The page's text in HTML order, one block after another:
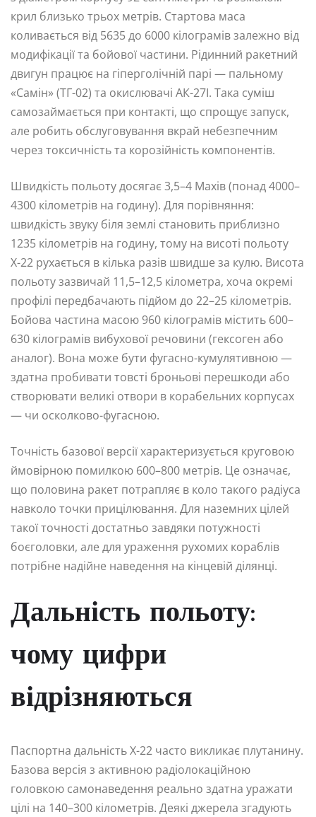
крил близько трьох метрів. Стартова маса
коливається від 5635 до 6000 кілограмів залежно від
модифікації та бойової частини. Рідинний ракетний
двигун працює на гіперголічній парі — пальному
«Самін» (ТГ-02) та окислювачі АК-27І. Така суміш
самозаймається при контакті, що спрощує запуск,
але робить обслуговування вкрай небезпечним
через токсичність та корозійність компонентів.
Швидкість польоту досягає 3,5–4 Махів (понад 4000–
4300 кілометрів на годину). Для порівняння:
швидкість звуку біля землі становить приблизно
1235 кілометрів на годину, тому на висоті польоту
Х-22 рухається в кілька разів швидше за кулю. Висота
польоту зазвичай 11,5–12,5 кілометра, хоча окремі
профілі передбачають підйом до 22–25 кілометрів.
Бойова частина масою 960 кілограмів містить 600–
630 кілограмів вибухової речовини (гексоген або
аналог). Вона може бути фугасно-кумулятивною —
здатна пробивати товсті броньові перешкоди або
створювати великі отвори в корабельних корпусах
— чи осколково-фугасною.
Точність базової версії характеризується круговою
ймовірною помилкою 600–800 метрів. Це означає,
що половина ракет потрапляє в коло такого радіуса
навколо точки прицілювання. Для наземних цілей
такої точності достатньо завдяки потужності
боєголовки, але для ураження рухомих кораблів
потрібне надійне наведення на кінцевій ділянці.
Дальність польоту:
чому цифри
відрізняються
Паспортна дальність Х-22 часто викликає плутанину.
Базова версія з активною радіолокаційною
головкою самонаведення реально здатна уражати
цілі на 140–300 кілометрів. Деякі джерела згадують